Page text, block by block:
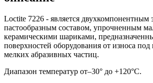
Loctite 7226 - является
пастообразным составом, упрочненным
керамическими шариками,
поверхностей оборудования от износа под
мелких абразивных частиц.
Диапазон температур от–30° до +120°C.